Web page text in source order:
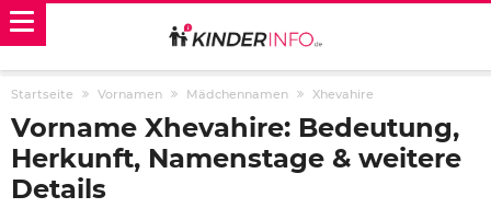
Startseite Vornamen Mädchennamen Xhevahire
Vorname Xhevahire: Bedeutung,
Herkunft, Namenstage & weitere
Details